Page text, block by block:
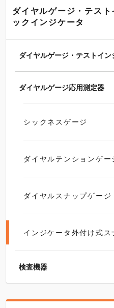
ダイヤルゲージ・テス
ックインジケータ
ダイヤルゲージ・テストイン
ダイヤルゲージ応用測定器
シックネスゲージ
ダイヤルテンションゲー
ダイヤルスナップゲージ
インジケータ外付け式ス
検査機器